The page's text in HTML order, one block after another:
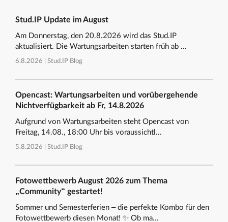
Stud.IP Update im August
Am Donnerstag, den 20.8.2026 wird das Stud.IP
aktualisiert. Die Wartungsarbeiten starten früh ab ...
6.8.2026 | Stud.IP Blog
Opencast: Wartungsarbeiten und vorübergehende
Nichtverfügbarkeit ab Fr, 14.8.2026
Aufgrund von Wartungsarbeiten steht Opencast von
Freitag, 14.08., 18:00 Uhr bis voraussichtl...
5.8.2026 | Stud.IP Blog
Fotowettbewerb August 2026 zum Thema
„Community“ gestartet!
Sommer und Semesterferien – die perfekte Kombo für den
Fotowettbewerb diesen Monat! ✨ Ob ma...